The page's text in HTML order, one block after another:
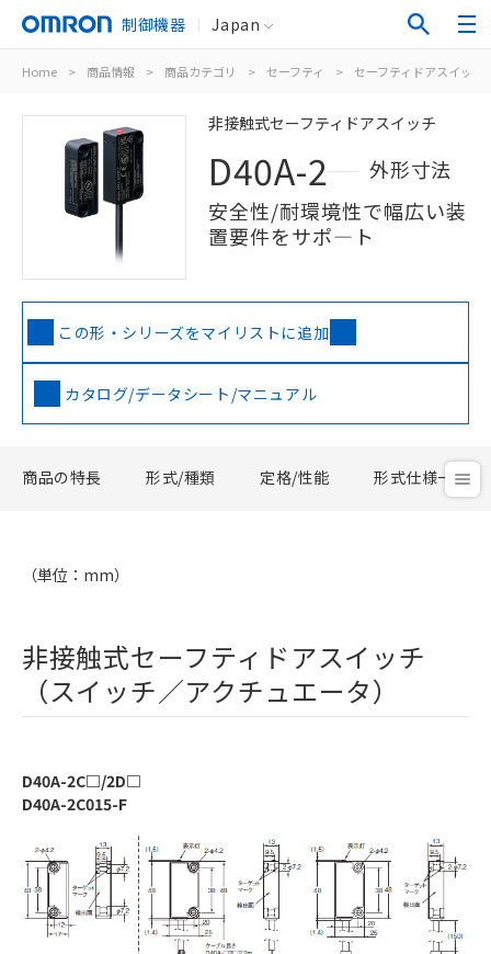
制御機器 Japan
Home > 商品情報 > 商品カテゴリ > セーフティ > セーフティドアスイッチ
非接触式セーフティドアスイッチ
D40A-2
外形寸法
安全性/耐環境性で幅広い装
置要件をサポ―ト
この形・シリーズをマイリストに追加
カタログ/データシート/マニュアル
商品の特長 形式/種類 定格/性能 形式仕様一覧
（単位：mm）
非接触式セーフティドアスイッチ
（スイッチ／アクチュエータ）
D40A-2C□/2D□
D40A-2C015-F